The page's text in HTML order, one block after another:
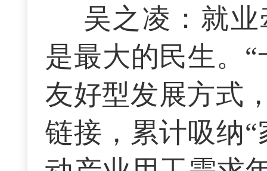
吴之凌：就
是最大的民生。
友好型发展方式
链接，累计吸纳